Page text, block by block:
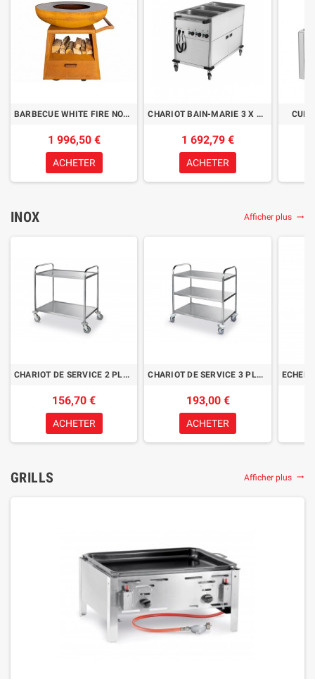
BARBECUE WHITE FIRE NOMAD ACIER CORTEN
1 996,50 €
ACHETER
CHARIOT BAIN-MARIE 3 X GN 1/1
1 692,79 €
ACHETER
INOX Afficher plus trending_flat
CHARIOT DE SERVICE 2 PLATEAUX
156,70 €
ACHETER
CHARIOT DE SERVICE 3 PLATEAUX
193,00 €
ACHETER
GRILLS Afficher plus trending_flat